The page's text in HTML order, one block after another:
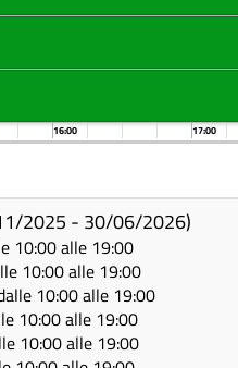
16:00 17:00
2025 - 30/06/2026)
10:00 alle 19:00
10:00 alle 19:00
10:00 alle 19:00
10:00 alle 19:00
10:00 alle 19:00